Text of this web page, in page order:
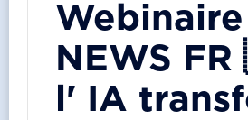
Webinaire
NEWS
l' IA